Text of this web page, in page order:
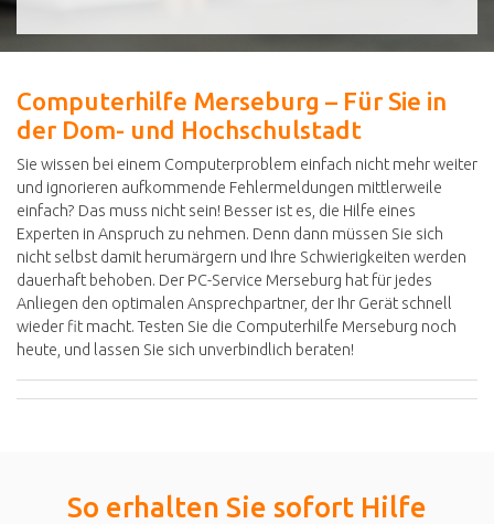
Computerhilfe Merseburg – Für Sie in
der Dom- und Hochschulstadt
Sie wissen bei einem Computerproblem einfach nicht mehr weiter
und ignorieren aufkommende Fehlermeldungen mittlerweile
einfach? Das muss nicht sein! Besser ist es, die Hilfe eines
Experten in Anspruch zu nehmen. Denn dann müssen Sie sich
nicht selbst damit herumärgern und Ihre Schwierigkeiten werden
dauerhaft behoben. Der PC-Service Merseburg hat für jedes
Anliegen den optimalen Ansprechpartner, der Ihr Gerät schnell
wieder fit macht. Testen Sie die Computerhilfe Merseburg noch
heute, und lassen Sie sich unverbindlich beraten!
So erhalten Sie sofort Hilfe